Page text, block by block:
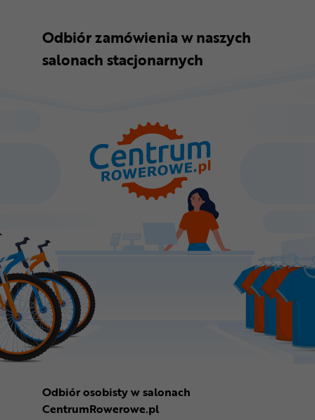
Odbiór zamówienia w naszych
salonach stacjonarnych
Odbiór osobisty w salonach
CentrumRowerowe.pl